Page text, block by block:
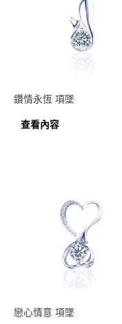
鑽情永恆 項墜
查看內容
戀心情意 項墜